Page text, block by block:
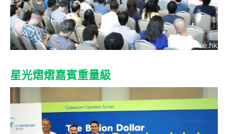
星光熠熠嘉賓重量級